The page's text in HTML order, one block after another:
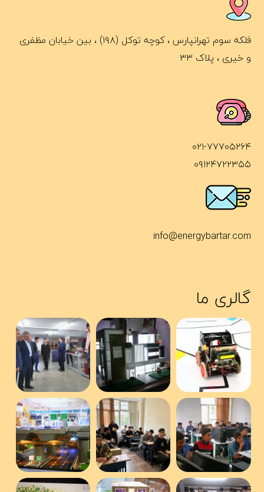
فلکه سوم تهرانپارس ، کوچه توکل (۱۹۸) ، بین خیابان مظفری
و خیری ، پلاک ۳۳
۰۲۱-۷۷۷۰۵۲۶۴
۰۹۱۲۴۷۲۲۳۵۵
info@energybartar.com
گالری ما